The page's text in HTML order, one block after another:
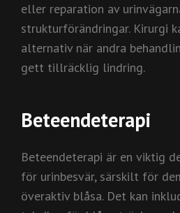
eller reparation av
strukturförändringar. Kirurgi
alternativ när andra
gett tillräcklig lindring.
Beteendeterapi
Beteendeterapi är en viktig
för urinbesvär, särskilt för
överaktiv blåsa. Det kan